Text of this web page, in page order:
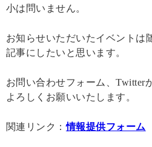
小は問いません。
お知らせいただいたイベントは
記事にしたいと思います。
お問い合わせフォーム、Twitter
よろしくお願いいたします。
関連リンク：情報提供フォーム